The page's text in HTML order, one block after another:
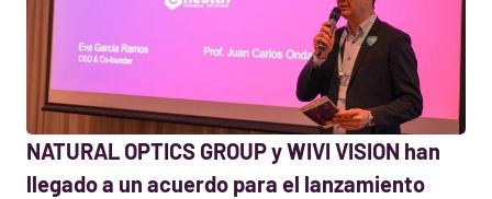
NATURAL OPTICS GROUP y WIVI VISION han
llegado a un acuerdo para el lanzamiento